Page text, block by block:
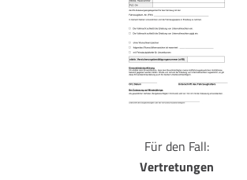
Für den Fall:
Vertretungen